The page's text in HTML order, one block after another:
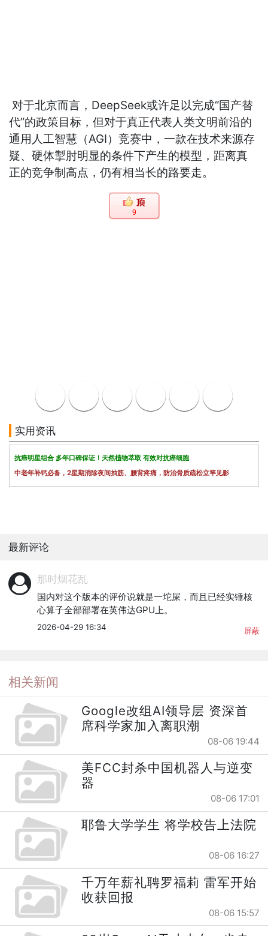
对于北京而言，DeepSeek或许足以完成“国产替
代”的政策目标，但对于真正代表人类文明前沿的
通用人工智慧（AGI）竞赛中，一款在技术来源存
疑、硬体掣肘明显的条件下产生的模型，距离真
正的竞争制高点，仍有相当长的路要走。
9
实用资讯
抗癌明星组合 多年口碑保证！天然植物萃取 有效对抗癌细胞
中老年补钙必备，2星期消除夜间抽筋、腰背疼痛，防治骨质疏松立竿见影
最新评论
那时烟花乱
国内对这个版本的评价说就是一坨屎，而且已经实锤核
心算子全部部署在英伟达GPU上。
2026-04-29 16:34 屏蔽
相关新闻
Google改组AI领导层 资深首
席科学家加入离职潮
08-06 19:44
美FCC封杀中国机器人与逆变
器
08-06 17:01
耶鲁大学学生 将学校告上法院
08-06 16:27
千万年薪礼聘罗福莉 雷军开始
收获回报
08-06 15:57